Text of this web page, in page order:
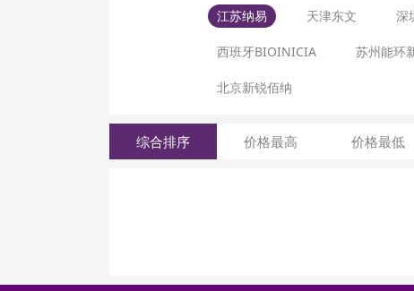
江苏纳易 天津东文 深
西班牙BIOINICIA 苏州能环
北京新锐佰纳
综合排序 价格最高 价格最低